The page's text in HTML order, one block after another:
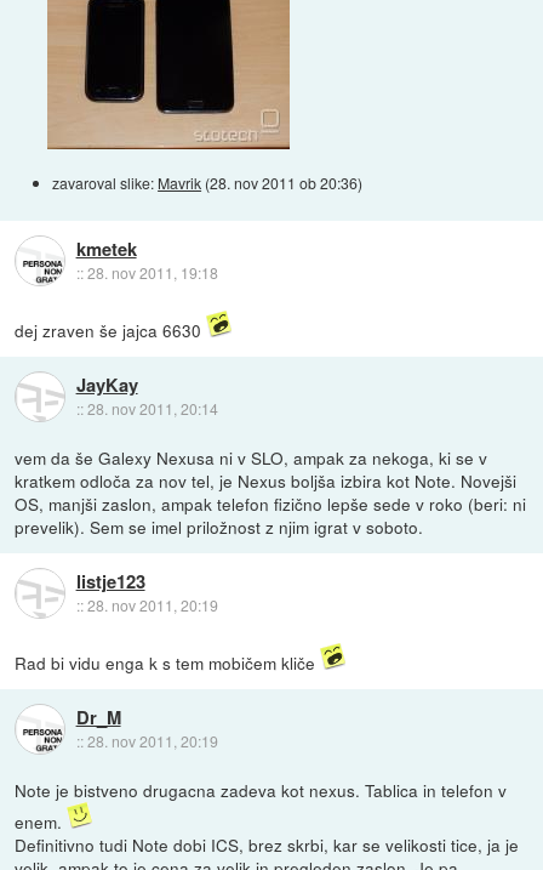
zavaroval slike: Mavrik (28. nov 2011 ob 20:36)
kmetek
::28. nov 2011, 19:18
dej zraven še jajca 6630
JayKay
::28. nov 2011, 20:14
vem da še Galexy Nexusa ni v SLO, ampak za nekoga, ki se v
kratkem odloča za nov tel, je Nexus boljša izbira kot Note. Novejši
OS, manjši zaslon, ampak telefon fizično lepše sede v roko (beri: ni
prevelik). Sem se imel priložnost z njim igrat v soboto.
listje123
::28. nov 2011, 20:19
Rad bi vidu enga k s tem mobičem kliče
Dr_M
::28. nov 2011, 20:19
Note je bistveno drugacna zadeva kot nexus. Tablica in telefon v
enem.
Definitivno tudi Note dobi ICS, brez skrbi, kar se velikosti tice, ja je